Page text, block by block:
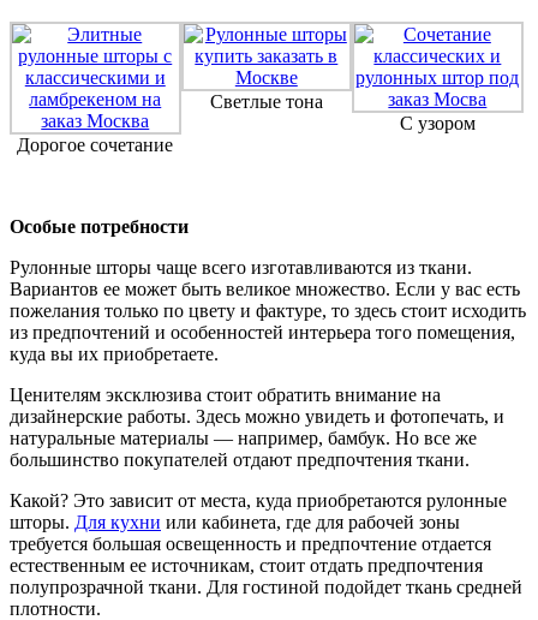
Дорогое сочетание
Светлые тона
С узором
Особые потребности
Рулонные шторы чаще всего изготавливаются из ткани.
Вариантов ее может быть великое множество. Если у вас есть
пожелания только по цвету и фактуре, то здесь стоит исходить
из предпочтений и особенностей интерьера того помещения,
куда вы их приобретаете.
Ценителям эксклюзива стоит обратить внимание на
дизайнерские работы. Здесь можно увидеть и фотопечать, и
натуральные материалы — например, бамбук. Но все же
большинство покупателей отдают предпочтения ткани.
Какой? Это зависит от места, куда приобретаются рулонные
шторы. Для кухни или кабинета, где для рабочей зоны
требуется большая освещенность и предпочтение отдается
естественным ее источникам, стоит отдать предпочтения
полупрозрачной ткани. Для гостиной подойдет ткань средней
плотности.